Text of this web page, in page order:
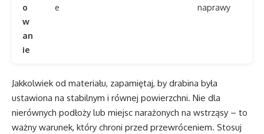
o
w
an
ie
e
naprawy
Jakkolwiek od materiału, zapamiętaj, by drabina była
ustawiona na stabilnym i równej powierzchni. Nie dla
nierównych podłoży lub miejsc narażonych na wstrząsy – to
ważny warunek, który chroni przed przewróceniem. Stosuj